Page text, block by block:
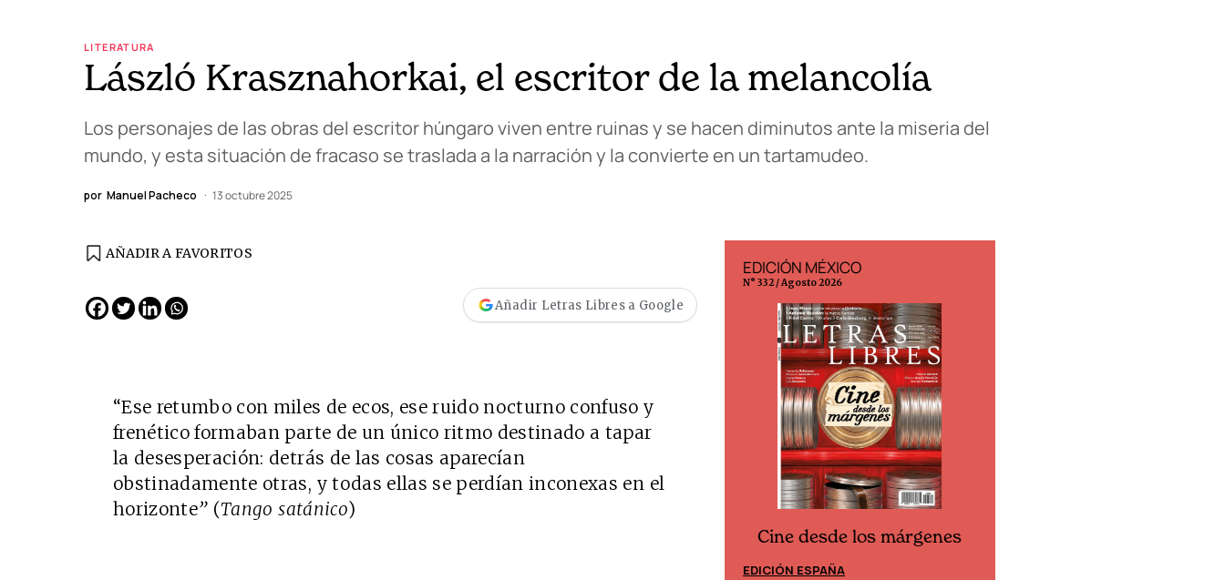
LITERATURA
László Krasznahorkai, el escritor de la melancolía
Los personajes de las obras del escritor húngaro viven entre ruinas y se hacen diminutos ante la miseria del
mundo, y esta situación de fracaso se traslada a la narración y la convierte en un tartamudeo.
por Manuel Pacheco 13 octubre 2025
AÑADIR A FAVORITOS
Añadir Letras Libres a Google
“Ese retumbo con miles de ecos, ese ruido nocturno confuso y
frenético formaban parte de un único ritmo destinado a tapar
la desesperación: detrás de las cosas aparecían
obstinadamente otras, y todas ellas se perdían inconexas en el
horizonte” (Tango satánico)
EDICIÓN MÉXICO
N° 332 / Agosto 2026
Cine desde los márgenes
EDICIÓN ESPAÑA